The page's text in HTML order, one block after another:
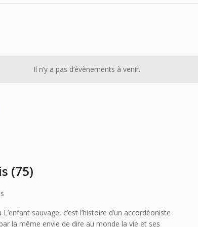
Il n’y a pas d’évènements à venir.
(75)
sauvage, c’est l’histoire d’un accordéoniste
la même envie de dire au monde la vie et ses